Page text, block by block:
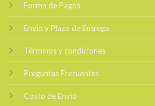
Forma de Pagos
Envio y Plazo de Entrega
Términos y condiciones
Preguntas Frecuentes
Costo de Envió